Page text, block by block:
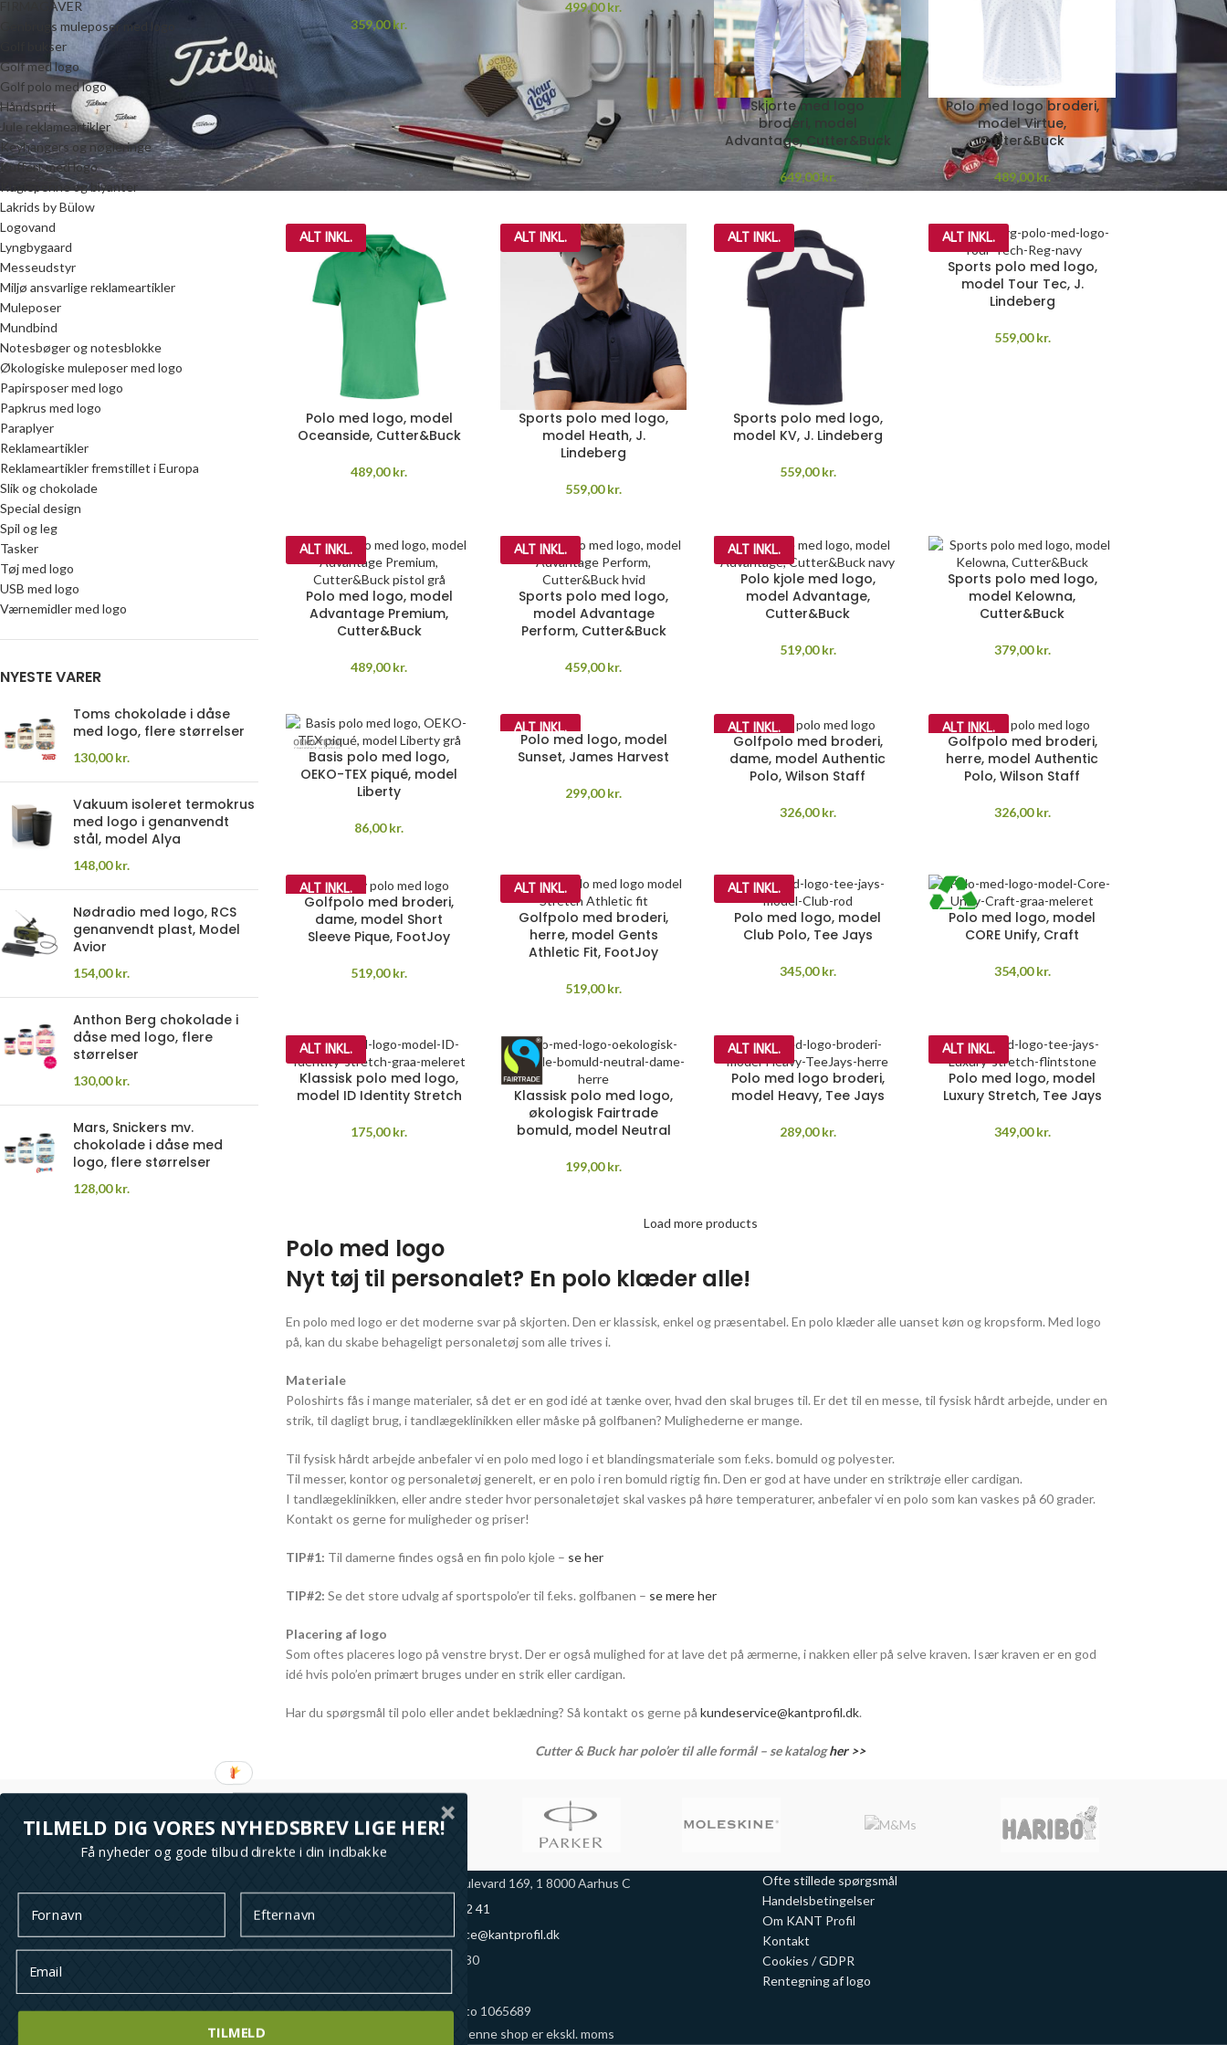
FIRMAGAVER
Genbrugs muleposer med logo
Golf bukser
Golf med logo
Golf polo med logo
Håndsprit
Jule reklameartikler
Keyhangers og nøgleringe
Kuffert med logo
Kuglepenne og blyanter
Lakrids by Bülow
Logovand
Lyngbygaard
Messeudstyr
Miljø ansvarlige reklameartikler
Muleposer
Mundbind
Notesbøger og notesblokke
Økologiske muleposer med logo
Papirsposer med logo
Papkrus med logo
Paraplyer
Reklameartikler
Reklameartikler fremstillet i Europa
Slik og chokolade
Special design
Spil og leg
Tasker
Tøj med logo
USB med logo
Værnemidler med logo
NYESTE VARER
Toms chokolade i dåse
med logo, flere størrelser
130,00kr.
Vakuum isoleret termokrus
med logo i genanvendt
stål, model Alya
148,00kr.
Nødradio med logo, RCS
genanvendt plast, Model
Avior
154,00kr.
Anthon Berg chokolade i
dåse med logo, flere
størrelser
130,00kr.
Mars, Snickers mv.
chokolade i dåse med
logo, flere størrelser
128,00kr.
359,00kr.
499,00kr.
Skjorte med logo
broderi, model
Advantage, Cutter&Buck
649,00kr.
Polo med logo broderi,
model Virtue,
Cutter&Buck
489,00kr.
ALT INKL.
Polo med logo, model
Oceanside, Cutter&Buck
489,00kr.
ALT INKL.
Sports polo med logo,
model Heath, J.
Lindeberg
559,00kr.
ALT INKL.
Sports polo med logo,
model KV, J. Lindeberg
559,00kr.
ALT INKL.
Sports polo med logo,
model Tour Tec, J.
Lindeberg
559,00kr.
ALT INKL.
Polo med logo, model
Advantage Premium,
Cutter&Buck
489,00kr.
ALT INKL.
Sports polo med logo,
model Advantage
Perform, Cutter&Buck
459,00kr.
ALT INKL.
Polo kjole med logo,
model Advantage,
Cutter&Buck
519,00kr.
Sports polo med logo,
model Kelowna,
Cutter&Buck
379,00kr.
Basis polo med logo,
OEKO-TEX piqué, model
Liberty
86,00kr.
ALT INKL.
Polo med logo, model
Sunset, James Harvest
299,00kr.
ALT INKL.
Golfpolo med broderi,
dame, model Authentic
Polo, Wilson Staff
326,00kr.
ALT INKL.
Golfpolo med broderi,
herre, model Authentic
Polo, Wilson Staff
326,00kr.
ALT INKL.
Golfpolo med broderi,
dame, model Short
Sleeve Pique, FootJoy
519,00kr.
ALT INKL.
Golfpolo med broderi,
herre, model Gents
Athletic Fit, FootJoy
519,00kr.
ALT INKL.
Polo med logo, model
Club Polo, Tee Jays
345,00kr.
Polo med logo, model
CORE Unify, Craft
354,00kr.
ALT INKL.
Klassisk polo med logo,
model ID Identity Stretch
175,00kr.
Klassisk polo med logo,
økologisk Fairtrade
bomuld, model Neutral
199,00kr.
ALT INKL.
Polo med logo broderi,
model Heavy, Tee Jays
289,00kr.
ALT INKL.
Polo med logo, model
Luxury Stretch, Tee Jays
349,00kr.
Load more products
Polo med logo
Nyt tøj til personalet? En polo klæder alle!
En polo med logo er det moderne svar på skjorten. Den er klassisk, enkel og præsentabel. En polo klæder alle uanset køn og kropsform. Med logo
på, kan du skabe behageligt personaletøj som alle trives i.
Materiale
Poloshirts fås i mange materialer, så det er en god idé at tænke over, hvad den skal bruges til. Er det til en messe, til fysisk hårdt arbejde, under en
strik, til dagligt brug, i tandlægeklinikken eller måske på golfbanen? Mulighederne er mange.
Til fysisk hårdt arbejde anbefaler vi en polo med logo i et blandingsmateriale som f.eks. bomuld og polyester.
Til messer, kontor og personaletøj generelt, er en polo i ren bomuld rigtig fin. Den er god at have under en striktrøje eller cardigan.
I tandlægeklinikken, eller andre steder hvor personaletøjet skal vaskes på høre temperaturer, anbefaler vi en polo som kan vaskes på 60 grader.
Kontakt os gerne for muligheder og priser!
TIP#1: Til damerne findes også en fin polo kjole – se her
TIP#2: Se det store udvalg af sportspolo’er til f.eks. golfbanen – se mere her
Placering af logo
Som oftes placeres logo på venstre bryst. Der er også mulighed for at lave det på ærmerne, i nakken eller på selve kraven. Især kraven er en god
idé hvis polo’en primært bruges under en strik eller cardigan.
Har du spørgsmål til polo eller andet beklædning? Så kontakt os gerne på kundeservice@kantprofil.dk.
Cutter & Buck har polo’er til alle formål – se katalogher >>
Marselis Boulevard 169, 1 8000 Aarhus C
+45 70 44 42 41
kundeservice@kantprofil.dk
CVR. 42 66 82 30
Reg. 6851 Konto 1065689
*alle priser på denne shop er ekskl. moms
Ofte stillede spørgsmål
Handelsbetingelser
Om KANT Profil
Kontakt
Cookies / GDPR
Rentegning af logo
TILMELD DIG VORES NYHEDSBREV LIGE HER!
Få nyheder og gode tilbud direkte i din indbakke
TILMELD